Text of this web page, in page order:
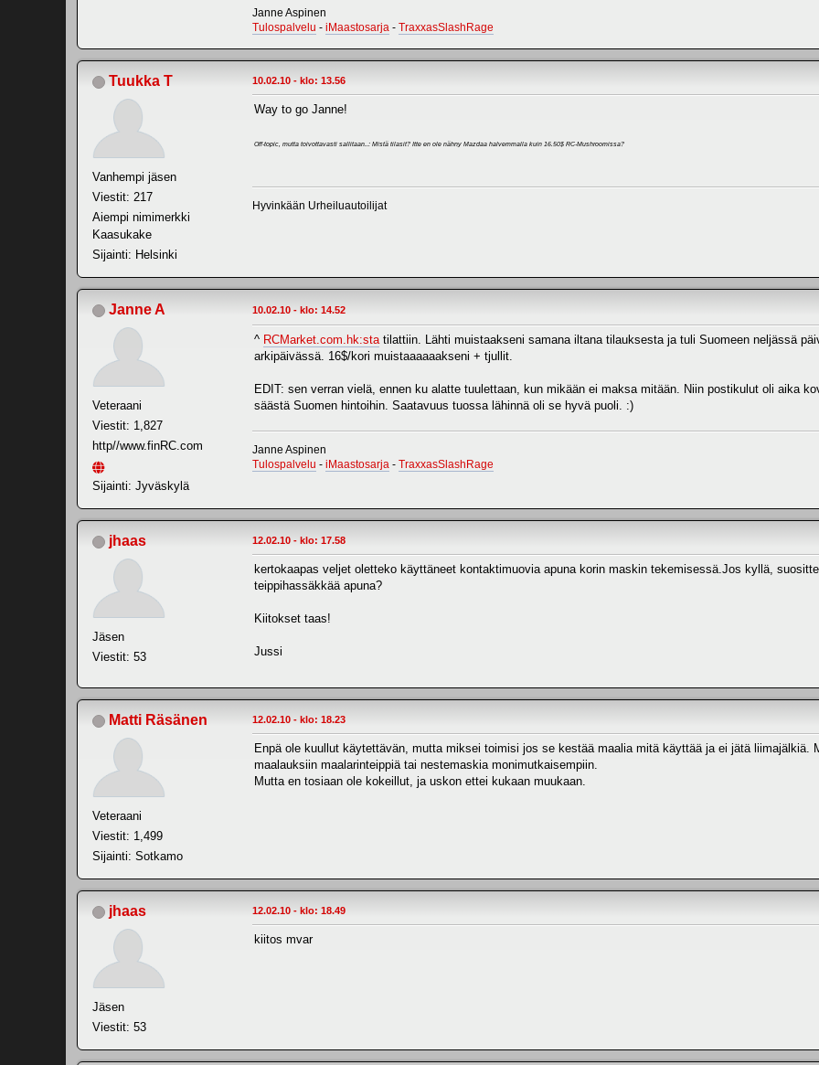
Janne Aspinen
Tulospalvelu - iMaastosarja - TraxxasSlashRage
Tuukka T
Vanhempi jäsen
Viestit: 217
Aiempi nimimerkki
Kaasukake
Sijainti: Helsinki
10.02.10 - klo: 13.56
Way to go Janne!
Off-topic, mutta toivottavasti sallitaan..: Mistä tilasit? Itte en ole nähny Mazdaa halvemmalla kuin 16.50$ RC-Mushroomissa?
Hyvinkään Urheiluautoilijat
Janne A
Veteraani
Viestit: 1,827
http//www.finRC.com
Sijainti: Jyväskylä
10.02.10 - klo: 14.52
^ RCMarket.com.hk:statilattiin. Lähti muistaakseni samana iltana tilauksesta ja tuli Suomeen neljässä
arkipäivässä. 16$/kori muistaaaaaakseni + tjullit.
EDIT: sen verran vielä, ennen ku alatte tuulettaan, kun mikään ei maksa mitään. Niin postikulut oli aika
säästä Suomen hintoihin. Saatavuus tuossa lähinnä oli se hyvä puoli. :)
Janne Aspinen
Tulospalvelu - iMaastosarja - TraxxasSlashRage
jhaas
Jäsen
Viestit: 53
12.02.10 - klo: 17.58
kertokaapas veljet oletteko käyttäneet kontaktimuovia apuna korin maskin tekemisessä.Jos kyllä,
teippihassäkkää apuna?
Kiitokset taas!
Jussi
Matti Räsänen
Veteraani
Viestit: 1,499
Sijainti: Sotkamo
12.02.10 - klo: 18.23
Enpä ole kuullut käytettävän, mutta miksei toimisi jos se kestää maalia mitä käyttää ja ei jätä
maalauksiin maalarinteippiä tai nestemaskia monimutkaisempiin.
Mutta en tosiaan ole kokeillut, ja uskon ettei kukaan muukaan.
jhaas
Jäsen
Viestit: 53
12.02.10 - klo: 18.49
kiitos mvar